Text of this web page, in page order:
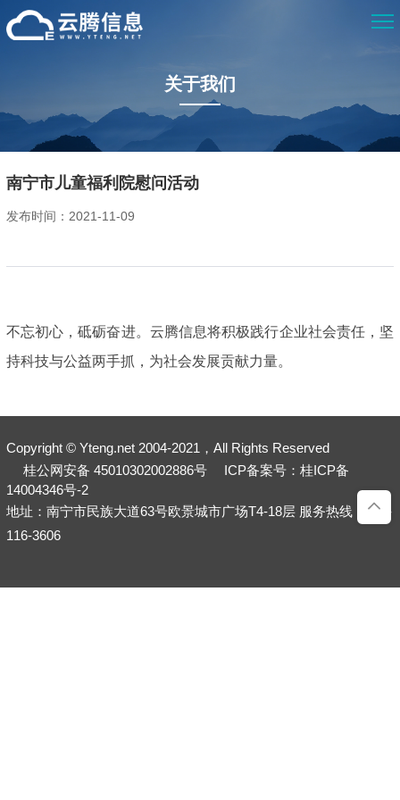
关于我们
南宁市儿童福利院慰问活动
发布时间：2021-11-09
不忘初心，砥砺奋进。云腾信息将积极践行企业社会责任，坚
持科技与公益两手抓，为社会发展贡献力量。
Copyright © Yteng.net 2004-2021，All Rights Reserved
桂公网安备 45010302002886号
ICP备案号：桂ICP备
14004346号-2
地址：南宁市民族大道63号欧景城市广场T4-18层 服务热线：400-
116-3606